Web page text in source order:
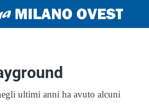
ultimi anni ha avuto alcuni